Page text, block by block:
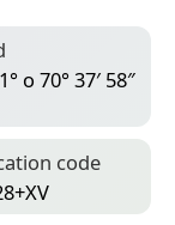
o 70° 37′ 58″
code